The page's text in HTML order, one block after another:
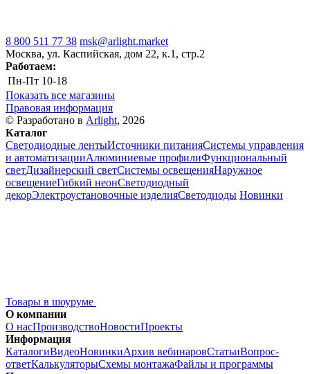
8 800 511 77 38 msk@arlight.market
Москва, ул. Каспийская, дом 22, к.1, стр.2
Работаем:
Пн-Пт 10-18
Показать все магазины
Правовая информация
© Разработано в Arlight, 2026
Каталог
Светодиодные лентыИсточники питанияСистемы управления
и автоматизацииАлюминиевые профилиФункциональный
светДизайнерский светСистемы освещенияНаружное
освещениеГибкий неонСветодиодный
декорЭлектроустановочные изделияСветодиоды Новинки
Товары в шоуруме
О компании
О насПроизводствоНовостиПроекты
Информация
КаталогиВидеоНовинкиАрхив вебинаровСтатьиВопрос-
ответКалькуляторыСхемы монтажаФайлы и программы